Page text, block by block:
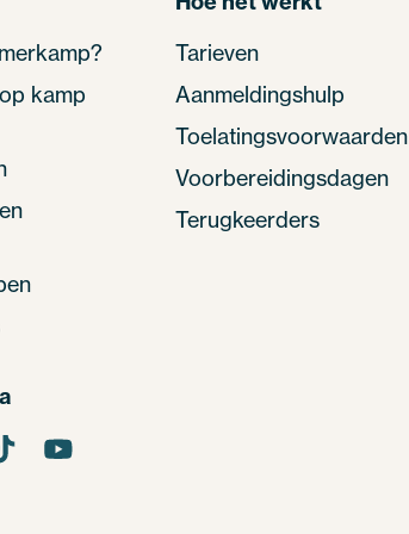
kamp
Tarieven
Aanmeldingshulp
Toelatingsvoorwaarden
Voorbereidingsdagen
Terugkeerders